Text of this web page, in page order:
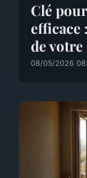
Clé
efficace
de votre
08/05/2026